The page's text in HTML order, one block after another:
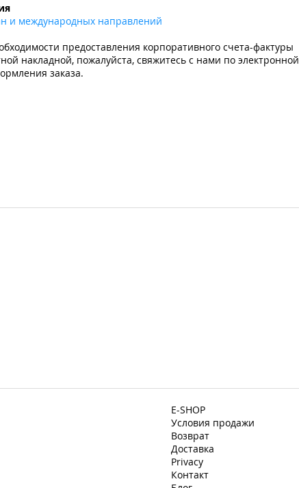
и международных направлений
предоставления корпоративного счета-фактуры
накладной, пожалуйста, свяжитесь с нами по электронной
заказа.
E-SHOP
Условия продажи
Возврат
Доставка
Privacy
Контакт